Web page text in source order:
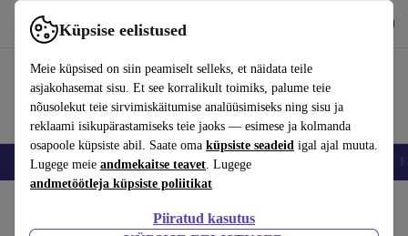
Küpsise eelistused
Meie küpsised on siin peamiselt selleks, et näidata teile
asjakohasemat sisu. Et see korralikult toimiks, palume teie
nõusolekut teie sirvimiskäitumise analüüsimiseks ning sisu ja
reklaami isikupärastamiseks teie jaoks — esimese ja kolmanda
osapoole küpsiste abil. Saate oma küpsiste seadeid igal ajal muuta.
Lugege meie andmekaitse teavet. Lugege
andmetöötleja küpsiste poliitikat
Piiratud kasutus
Kasuta rakendust refurbed kiirelt ja lihtsalt
Nutitelefoni Sülearvutid Tahvelarvutid Nutikellad